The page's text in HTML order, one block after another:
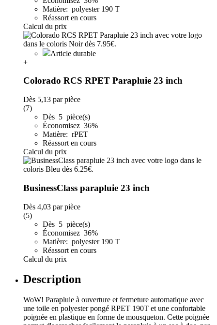
Matière: polyester 190 T
Réassort en cours
Calcul du prix
Article durable
+
Colorado RCS RPET Parapluie 23 inch
Dès 5,13 par pièce
(7)
Dès 5 pièce(s)
Économisez 36%
Matière: rPET
Réassort en cours
Calcul du prix
BusinessClass parapluie 23 inch
Dès 4,03 par pièce
(5)
Dès 5 pièce(s)
Économisez 36%
Matière: polyester 190 T
Réassort en cours
Calcul du prix
Description
WoW! Parapluie à ouverture et fermeture automatique avec
une toile en polyester pongé RPET 190T et une confortable
poignée en plastique en forme de mousqueton. Cette poignée